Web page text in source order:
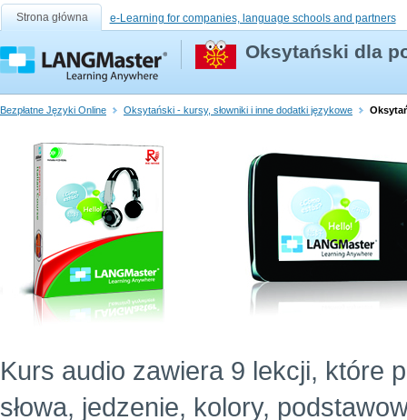
Strona główna e-Learning for companies, language schools and partners
Oksytański dla
Bezpłatne Języki Online Oksytański - kursy, słowniki i inne dodatki językowe
Kurs audio zawiera 9 lekcji, które
słowa, jedzenie, kolory,